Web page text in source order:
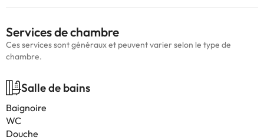
Services de chambre
Ces services sont généraux et peuvent varier selon le type de
chambre.
Salle de bains
Baignoire
WC
Douche